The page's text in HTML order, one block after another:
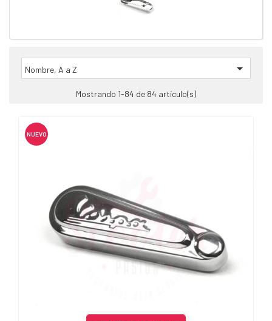
Nombre, A a Z 
Mostrando 1-84 de 84 artículo(s)
NUEVO